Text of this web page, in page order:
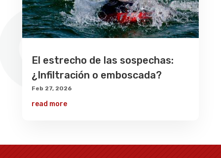
El estrecho de las sospechas:
¿Infiltración o emboscada?
Feb 27, 2026
read more